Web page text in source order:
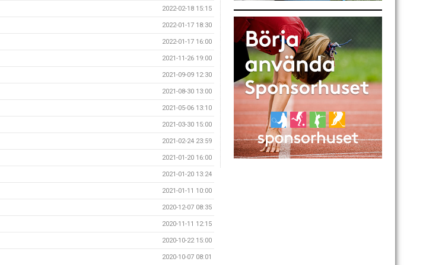
2022-02-18 15:15
2022-01-17 18:30
2022-01-17 16:00
2021-11-26 19:00
2021-09-09 12:30
2021-08-30 13:00
2021-05-06 13:10
2021-03-30 15:00
2021-02-24 23:59
2021-01-20 16:00
2021-01-20 13:24
2021-01-11 10:00
2020-12-07 08:35
2020-11-11 12:15
2020-10-22 15:00
2020-10-07 08:01